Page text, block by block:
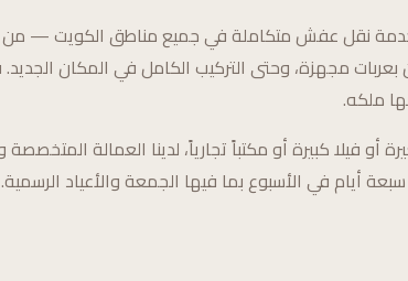
نقل عفش متكاملة في جميع مناطق الكويت — من
بعربات مجهزة، وحتى التركيب الكامل في المكان الجديد.
ملكه.
فيلا كبيرة أو مكتباً تجارياً، لدينا العمالة
أيام في الأسبوع بما فيها الجمعة والأعياد الرسمية.